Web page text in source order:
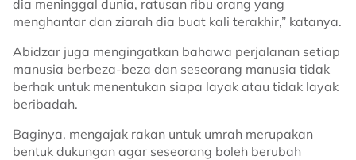
dia meninggal dunia, ratusan ribu orang yang
menghantar dan ziarah dia buat kali terakhir,” katanya.
Abidzar juga mengingatkan bahawa perjalanan setiap
manusia berbeza-beza dan seseorang manusia tidak
berhak untuk menentukan siapa layak atau tidak layak
beribadah.
Baginya, mengajak rakan untuk umrah merupakan
bentuk dukungan agar seseorang boleh berubah